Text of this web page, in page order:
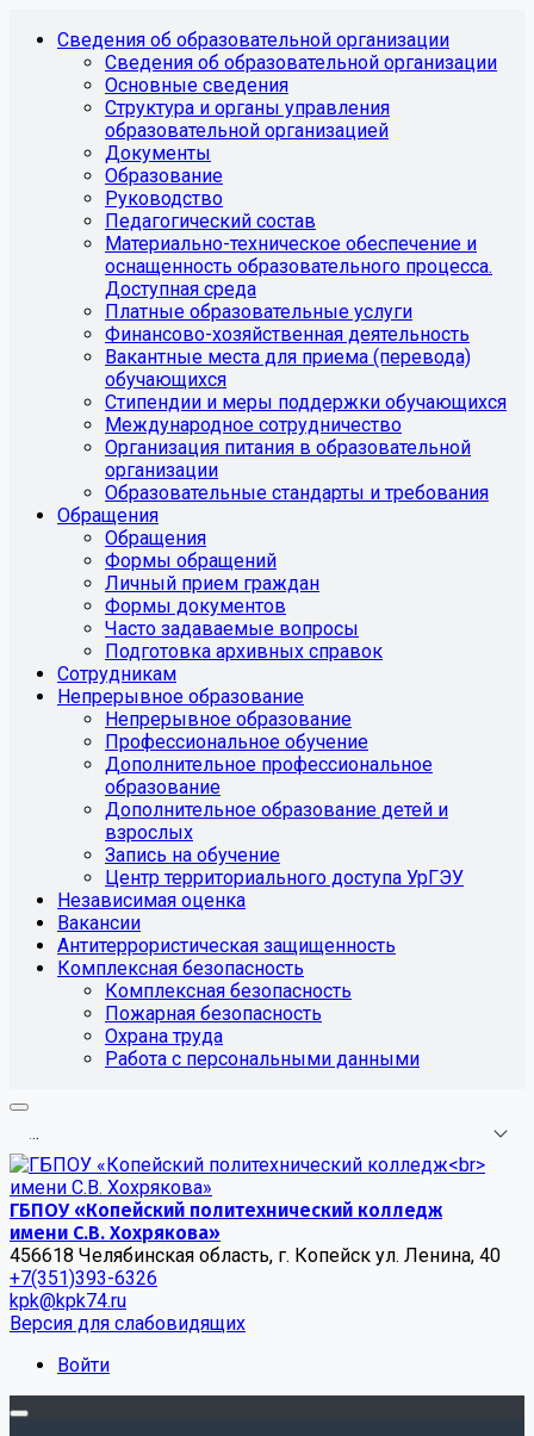
Сведения об образовательной организации
Сведения об образовательной организации
Основные сведения
Структура и органы управления
образовательной организацией
Документы
Образование
Руководство
Педагогический состав
Материально-техническое обеспечение и
оснащенность образовательного процесса.
Доступная среда
Платные образовательные услуги
Финансово-хозяйственная деятельность
Вакантные места для приема (перевода)
обучающихся
Стипендии и меры поддержки обучающихся
Международное сотрудничество
Организация питания в образовательной
организации
Образовательные стандарты и требования
Обращения
Обращения
Формы обращений
Личный прием граждан
Формы документов
Часто задаваемые вопросы
Подготовка архивных справок
Сотрудникам
Непрерывное образование
Непрерывное образование
Профессиональное обучение
Дополнительное профессиональное
образование
Дополнительное образование детей и
взрослых
Запись на обучение
Центр территориального доступа УрГЭУ
Независимая оценка
Вакансии
Антитеррористическая защищенность
Комплексная безопасность
Комплексная безопасность
Пожарная безопасность
Охрана труда
Работа с персональными данными
...
ГБПОУ «Копейский политехнический колледж
имени С.В. Хохрякова»
456618 Челябинская область, г. Копейск ул. Ленина, 40
+7(351)393-6326
kpk@kpk74.ru
Версия для слабовидящих
Войти